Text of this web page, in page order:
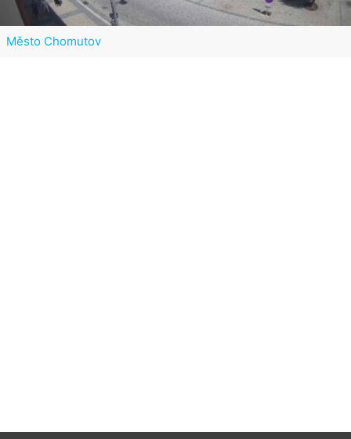
Město Chomutov